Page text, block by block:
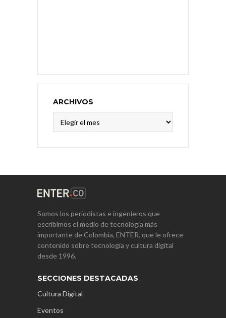
ARCHIVOS
Somos los periodistas e ingenieros que
escribimos el medio de tecnología más
importante de Colombia, ENTER, que le ofrece
contenido sobre tecnología y cultura digital
desde 1996.
SECCIONES DESTACADAS
Cultura Digital
Eventos